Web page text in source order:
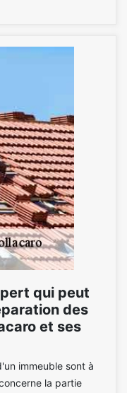
qui peut
des
et ses
immeuble sont à
la partie